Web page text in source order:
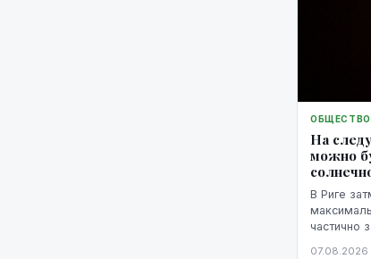
ОБЩЕСТВО
На
можно
В Риге
частично
07.08.2026